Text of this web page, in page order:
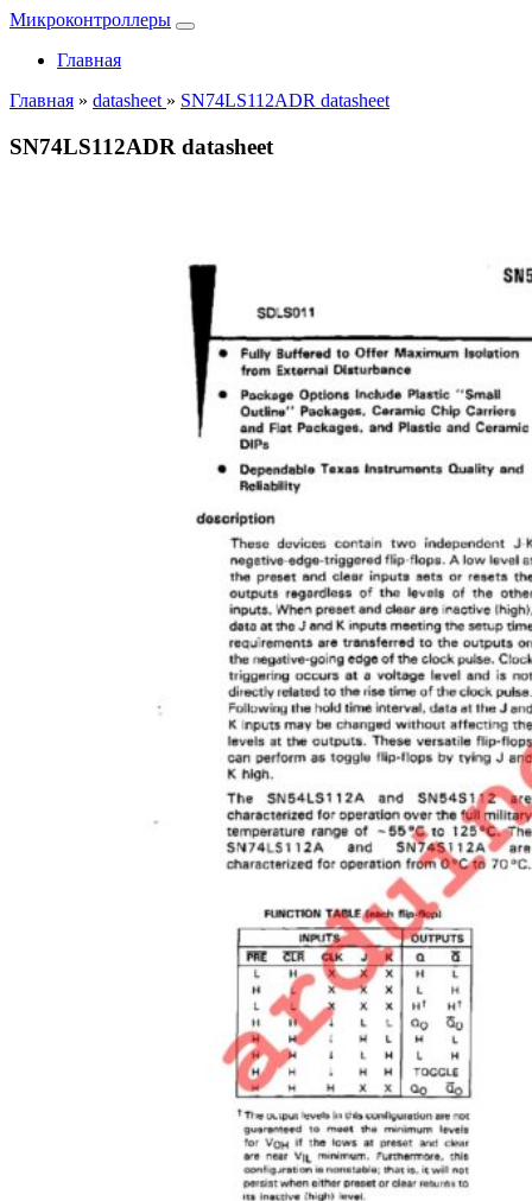
Микроконтроллеры
Главная
Главная » datasheet » SN74LS112ADR datasheet
SN74LS112ADR datasheet